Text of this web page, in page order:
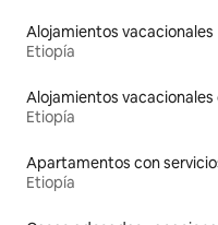
Alojamientos vacacionales
Etiopía
Etiopía
Etiopía